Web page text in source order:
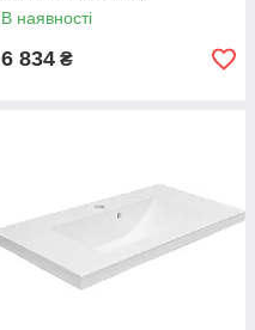
В наявності
6 834 ₴